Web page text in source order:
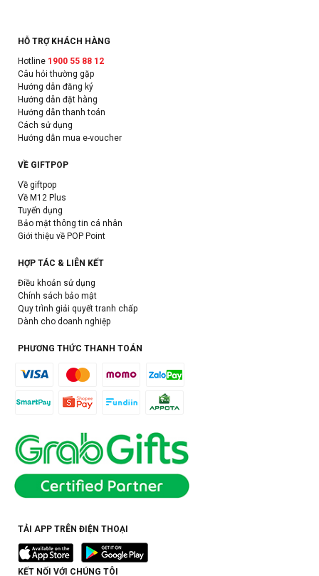
HỖ TRỢ KHÁCH HÀNG
Hotline 1900 55 88 12
Câu hỏi thường gặp
Hướng dẫn đăng ký
Hướng dẫn đặt hàng
Hướng dẫn thanh toán
Cách sử dụng
Hướng dẫn mua e-voucher
VỀ GIFTPOP
Về giftpop
Về M12 Plus
Tuyển dụng
Bảo mật thông tin cá nhân
Giới thiệu về POP Point
HỢP TÁC & LIÊN KẾT
Điều khoản sử dụng
Chính sách bảo mật
Quy trình giải quyết tranh chấp
Dành cho doanh nghiệp
PHƯƠNG THỨC THANH TOÁN
TẢI APP TRÊN ĐIỆN THOẠI
KẾT NỐI VỚI CHÚNG TÔI